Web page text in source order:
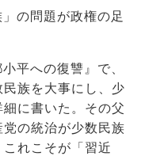
の問題が政権の足
平への復讐』で、
族を大事にし、少
に書いた。その父
の統治が少数民族
れこそが「習近